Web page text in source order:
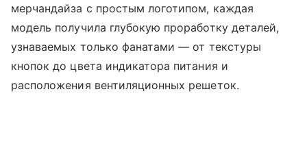
мерчандайза с простым логотипом, каждая
модель получила глубокую проработку деталей,
узнаваемых только фанатами — от текстуры
кнопок до цвета индикатора питания и
расположения вентиляционных решеток.